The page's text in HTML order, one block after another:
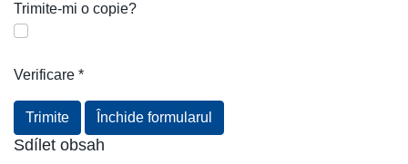
Trimite-mi o copie?
Verificare *
Trimite Închide formularul
Sdílet obsah